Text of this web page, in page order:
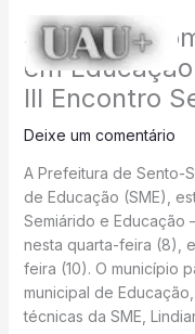
conteúdo
Sento-Sé
em
III Encontro
Deixe um comentário
A Prefeitura de Sento-
de Educação (SME),
Semiárido e Educação
nesta quarta-feira (8),
feira (10). O município
municipal de
técnicas da SME,